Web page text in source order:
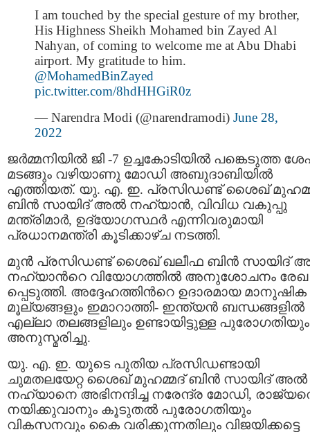
I am touched by the special gesture of my brother,
His Highness Sheikh Mohamed bin Zayed Al
Nahyan, of coming to welcome me at Abu Dhabi
airport. My gratitude to him.
@MohamedBinZayed
pic.twitter.com/8hdHHGiR0z
— Narendra Modi (@narendramodi) June 28,
2022
ജർമ്മനിയിൽ ജി -7 ഉച്ചകോടിയിൽ പങ്കെടുത്ത
മടങ്ങും വഴിയാണു മോഡി അബുദാബിയില്‍
എത്തിയത്. യു. എ. ഇ. പ്രസിഡണ്ട് ശൈഖ്
ബിൻ സായിദ് അൽ നഹ്യാന്‍, വിവിധ വകുപ്പു
മന്ത്രിമാര്‍, ഉദ്യോഗസ്ഥര്‍ എന്നിവരുമായി
പ്രധാനമന്ത്രി കൂടിക്കാഴ്ച നടത്തി.
മുന്‍ പ്രസിഡണ്ട് ശൈഖ് ഖലീഫ ബിൻ സായിദ്
നഹ്യാന്‍റെ വിയോഗത്തിൽ അനുശോചനം രേഖ
പ്പെടുത്തി. അദ്ദേഹത്തിന്‍റെ ഉദാരമായ മാനുഷിക
മൂല്യങ്ങളും ഇമാറാത്തി- ഇന്ത്യൻ ബന്ധങ്ങളിൽ
എല്ലാ തലങ്ങളിലും ഉണ്ടായിട്ടുള്ള പുരോഗതിയും
അനുസ്മരിച്ചു.
യു. എ. ഇ. യുടെ പുതിയ പ്രസിഡണ്ടായി
ചുമതലയേറ്റ ശൈഖ് മുഹമ്മദ് ബിൻ സായിദ് അല്‍
നഹ്യാനെ അഭിനന്ദിച്ച നരേന്ദ്ര മോഡി,
നയിക്കുവാനും കൂടുതൽ പുരോഗതിയും
വികസനവും കൈ വരിക്കുന്നതിലും വിജയിക്കട്ടെ